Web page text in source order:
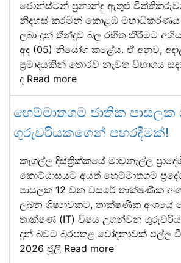
ජොන්ස්ටන් ප්‍රනාන්දු ඇතුළු
නිදහස් කරමින් කොළඹ මහාධිකරණය
ලබා දුන් තීන්දුව බල රහිත කිරීමට
අද (05) නියෝග කළේය. ඒ අනුව,
ප්‍රමාදයකින් තොරව නැවත විභාගය
ද Read more
හෙම්මාතගම ජාතික පාසලක
ගුරුවරියකගෙන් පහරදීමක්!
කෑගල්ල දිස්ත්‍රික්කයේ මාවනැල්ල
කොට්ඨාසයට අයත් හෙම්මාතගම
පාසලක 12 වන වසරේ තාක්ෂණික
ලබන ශිෂ්‍යාවකට, තාක්ෂණික අංශයේ
තාක්ෂණ (IT) විෂය උගන්වන
දුන් බවට බරපතළ චෝදනාවක් එල්ල
2026 ජූලි Read more